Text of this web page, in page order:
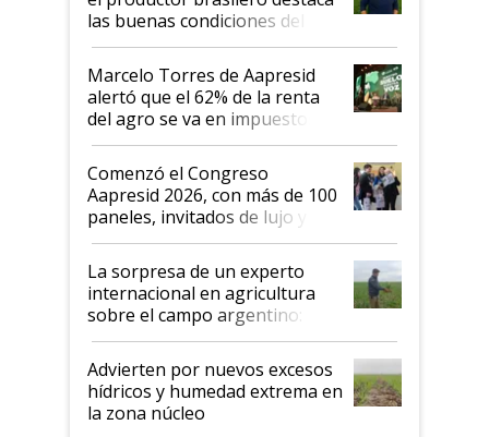
las buenas condiciones del
agro argentino para invertir:
"Los veo más motivados"
Marcelo Torres de Aapresid
alertó que el 62% de la renta
del agro se va en impuestos:
"No es bueno que en
Argentina se sigan discutiendo
las mismas cosas de hace 50
años"
Comenzó el Congreso
Aapresid 2026, con más de 100
paneles, invitados de lujo y
todas las tendencias
La sorpresa de un experto
internacional en agricultura
sobre el campo argentino:
"Estoy muy impresionado"
Advierten por nuevos excesos
hídricos y humedad extrema en
la zona núcleo